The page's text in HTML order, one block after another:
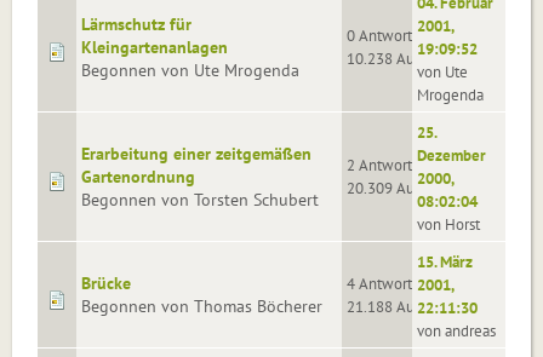
Lärmschutz für
Kleingartenanlagen
Begonnen von Ute Mrogenda
0 Antworten
10.238 Aufrufe
2001,
19:09:52
von Ute
Mrogenda
Erarbeitung einer zeitgemäßen
Gartenordnung
Begonnen von Torsten Schubert
2 Antworten
20.309 Aufrufe
25.
Dezember
2000,
08:02:04
von Horst
Brücke
Begonnen von Thomas Böcherer
4 Antworten
21.188 Aufrufe
15. März
2001,
22:11:30
von andreas